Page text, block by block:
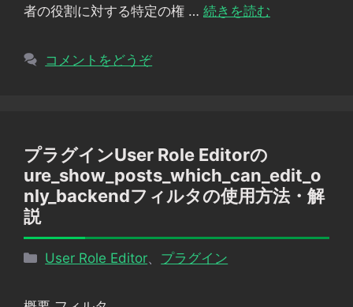
者の役割に対する特定の権 … 続きを読む
コメントをどうぞ
プラグインUser Role Editorの
ure_show_posts_which_can_edit_o
nly_backendフィルタの使用方法・解
説
カ
User Role Editor プラグイン